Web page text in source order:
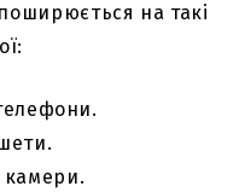
на такі
камери.